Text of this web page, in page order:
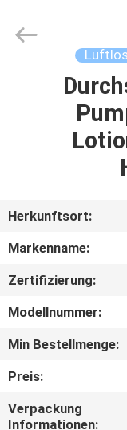
PRODUKTE
UNS
AUSFLUG
TRETEN
SIE
Plastic
Herkunftsort:
Markenname:
Zertifizierung:
Modellnummer:
Min Bestellmenge:
Preis:
Verpackung
Informationen: